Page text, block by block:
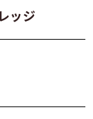
ッジ